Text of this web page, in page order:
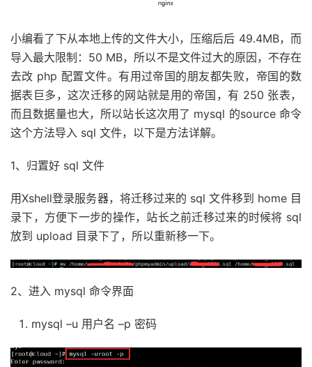
小编看了下从本地上传的文件大小，压缩后后 49.4MB，而
导入最大限制：50 MB，所以不是文件过大的原因，不存在
去改 php 配置文件。有用过帝国的朋友都失败，帝国的数
据表巨多，这次迁移的网站就是用的帝国，有 250 张表，
而且数据量也大，所以站长这次用了 mysql 的source 命令
这个方法导入 sql 文件，以下是方法详解。
1、归置好 sql 文件
用Xshell登录服务器，将迁移过来的 sql 文件移到 home 目
录下，方便下一步的操作，站长之前迁移过来的时候将 sql
放到 upload 目录下了，所以重新移一下。
2、进入 mysql 命令界面
mysql –u 用户名 –p 密码